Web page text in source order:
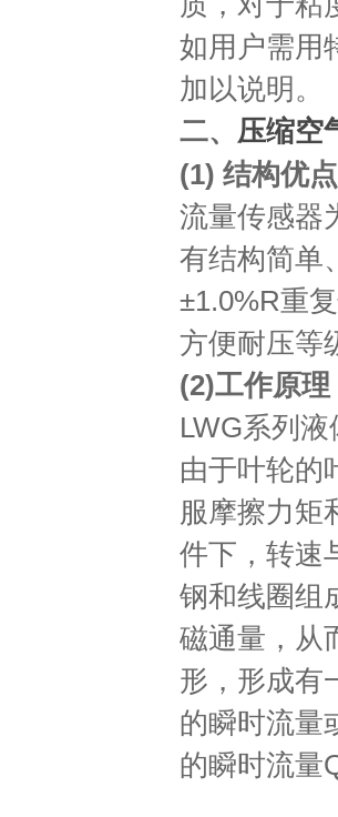
如用户需用
加以说明。
二、 压缩空
(1) 结构优点
流量传感器
有结构简单
±1.0%R重
方便耐压等
(2)工作原理
LWG系列
由于叶轮的
服摩擦力矩
件下，转速
钢和线圈组
磁通量，从
形，形成有
的瞬时流量
的瞬时流量